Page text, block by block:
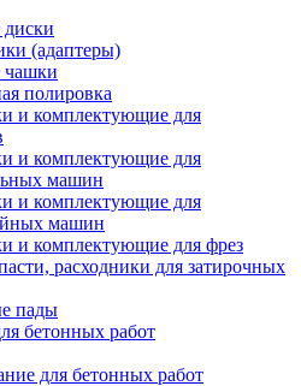
(адаптеры)
чашки
полировка
и комплектующие для
и комплектующие для
машин
и комплектующие для
машин
и комплектующие для фрез
расходники для затирочных
пады
бетонных работ
для бетонных работ